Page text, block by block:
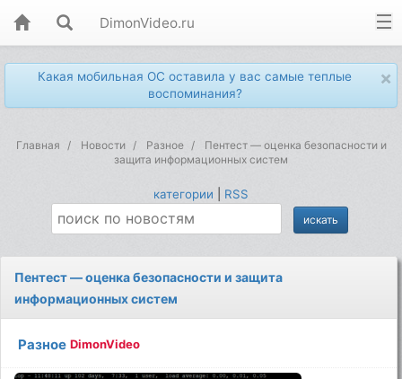
DimonVideo.ru
×
Какая мобильная ОС оставила у вас самые теплые
воспоминания?
Главная Новости Разное
Пентест — оценка безопасности и
защита информационных систем
категории RSS
Пентест — оценка безопасности и защита
информационных систем
Разное DimonVideo